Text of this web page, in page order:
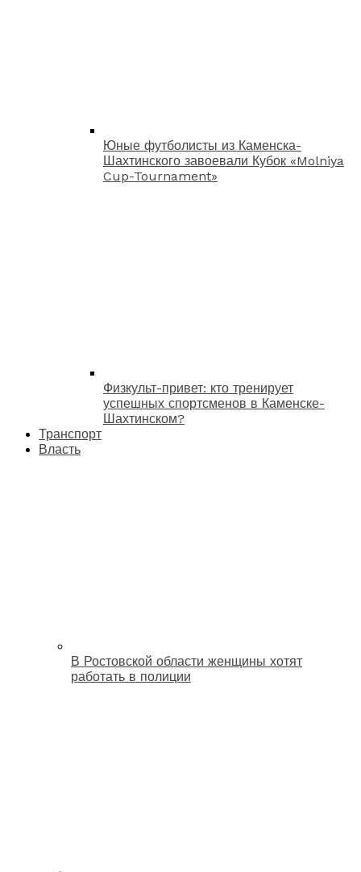
Юные футболисты из Каменска-
Шахтинского завоевали Кубок «Molniya
Cup-Tournament»
Физкульт-привет: кто тренирует
успешных спортсменов в Каменске-
Шахтинском?
Транспорт
Власть
В Ростовской области женщины хотят
работать в полиции